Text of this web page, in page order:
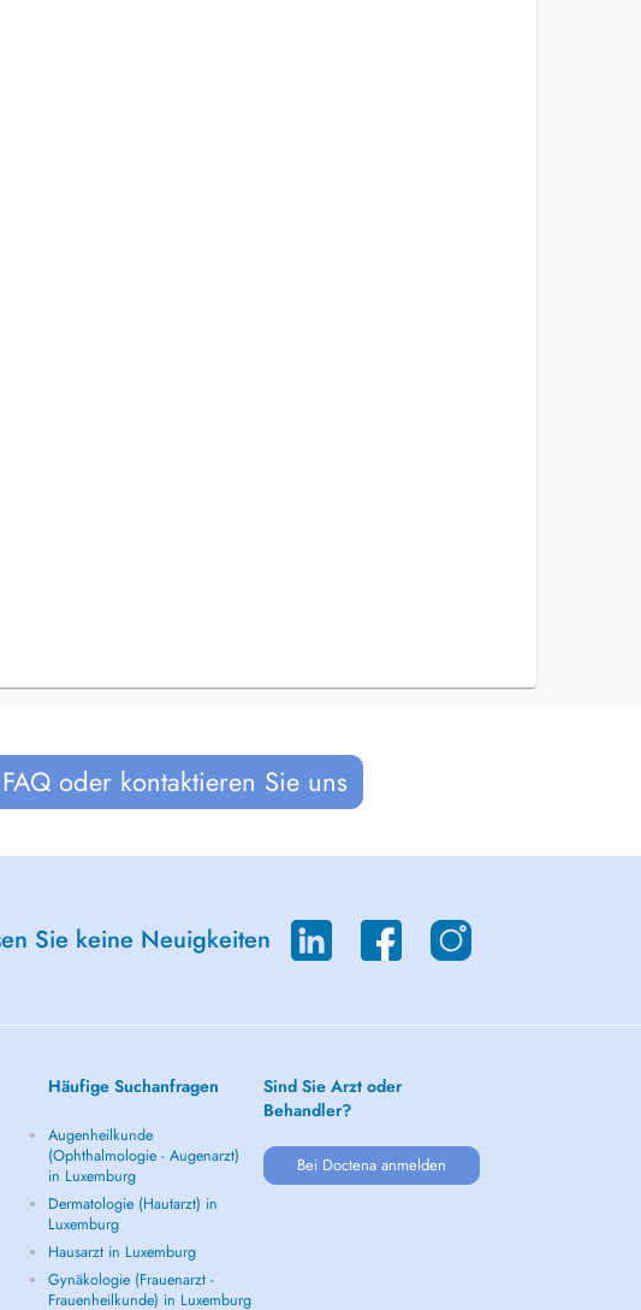
oder kontaktieren Sie uns
Sie keine Neuigkeiten
Häufige Suchanfragen
Augenheilkunde
(Ophthalmologie - Augenarzt)
in Luxemburg
Dermatologie (Hautarzt) in
Luxemburg
Hausarzt in Luxemburg
Gynäkologie (Frauenarzt -
Frauenheilkunde) in Luxemburg
Sind Sie Arzt oder
Behandler?
Bei Doctena anmelden